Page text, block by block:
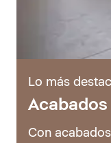
Lo más
Con